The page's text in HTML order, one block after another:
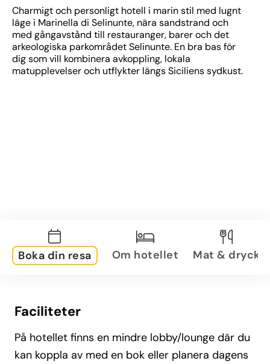
Charmigt och personligt hotell i marin stil med lugnt
läge i Marinella di Selinunte, nära sandstrand och
med gångavstånd till restauranger, barer och det
arkeologiska parkområdet Selinunte. En bra bas för
dig som vill kombinera avkoppling, lokala
matupplevelser och utflykter längs Siciliens sydkust.
Boka din resa Om hotellet Mat & dryck
Faciliteter
På hotellet finns en mindre lobby/lounge där du
kan koppla av med en bok eller planera dagens